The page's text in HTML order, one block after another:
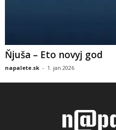
Ňjuša – Eto novyj god
napalete.sk - 1. jan 2026